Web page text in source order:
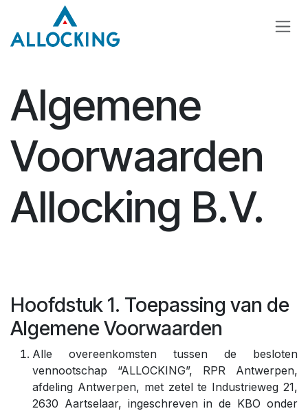
Overslaan naar inhoud
Algemene
Voorwaarden
Allocking B.V.
Hoofdstuk 1. Toepassing van de
Algemene Voorwaarden
Alle overeenkomsten tussen de besloten
vennootschap “ALLOCKING”, RPR Antwerpen,
afdeling Antwerpen, met zetel te Industrieweg 21,
2630 Aartselaar, ingeschreven in de KBO onder